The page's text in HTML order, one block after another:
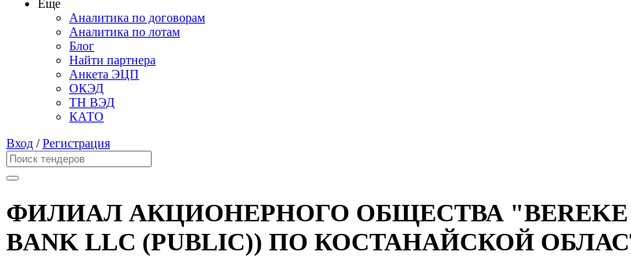
Еще
Аналитика по договорам
Аналитика по лотам
Блог
Найти партнера
Анкета ЭЦП
ОКЭД
ТН ВЭД
КАТО
Вход /Регистрация
ФИЛИАЛ АКЦИОНЕРНОГО ОБЩЕСТВА "BEREKE
BANK LLC (PUBLIC)) ПО КОСТАНАЙСКОЙ